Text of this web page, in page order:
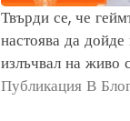
Твърди се, че
настоява да
излъчвал на живо
Публикация В